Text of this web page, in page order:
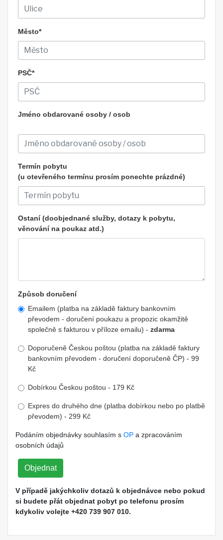
Město*
PSČ*
Jméno obdarované osoby / osob
Termín pobytu
(u otevřeného termínu prosím ponechte prázdné)
Ostaní (doobjednané služby, dotazy k pobytu,
věnování na poukaz atd.)
Způsob doručení
Emailem (platba na základě faktury bankovním
převodem - doručení poukazu a propozic okamžitě
společně s fakturou v příloze emailu) - zdarma
Doporučeně Českou poštou (platba na základě faktury
bankovním převodem - doručení doporučeně ČP) - 99
Kč
Dobírkou Českou poštou - 179 Kč
Expres do druhého dne (platba dobírkou nebo po platbě
převodem) - 299 Kč
Podáním objednávky souhlasím s OP a zpracováním
osobních údajů
Objednat
V případě jakýchkoliv dotazů k objednávce nebo pokud
si budete přát objednat pobyt po telefonu prosím
kdykoliv volejte +420 739 907 010.